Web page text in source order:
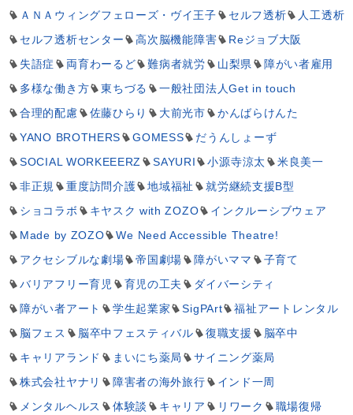
ＡＮＡウィングフェローズ・ヴイ王子
セルフ透析
人工透析
セルフ透析センター
高次脳機能障害
Reジョブ大阪
失語症
両育わーるど 難病者就労 山梨県
障がい者雇用
多様な働き方
東ちづる
一般社団法人Get in touch
合理的配慮
佐藤ひらり 大前光市
かんばらけんた
YANO BROTHERS
GOMESS
だうんしょーず
SOCIAL WORKEEERZ
SAYURI 小源寺涼太
米良美一
非正規
重度訪問介護 地域福祉
就労継続支援B型
ショコラボ
キヤスク with ZOZO
インクルーシブウェア
Made by ZOZO
We Need Accessible Theatre!
アクセシブルな劇場
帝国劇場 障がいママ
子育て
バリアフリー育児
育児の工夫
ダイバーシティ
障がい者アート
学生起業家 SigPArt
福祉アートレンタル
脳フェス
脳卒中フェスティバル 復職支援
脳卒中
キャリアランド
まいにち薬局
サイニング薬局
株式会社ヤナリ
障害者の海外旅行
インド一周
メンタルヘルス
体験談 キャリア リワーク
職場復帰